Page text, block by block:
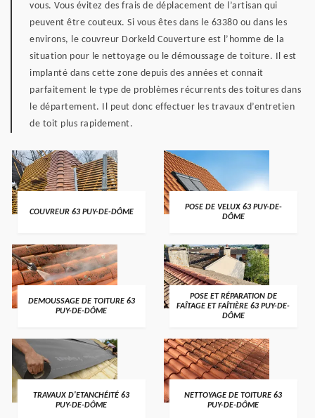
vous. Vous évitez des frais de déplacement de l’artisan qui
peuvent être couteux. Si vous êtes dans le 63380 ou dans les
environs, le couvreur Dorkeld Couverture est l’homme de la
situation pour le nettoyage ou le démoussage de toiture. Il est
implanté dans cette zone depuis des années et connait
parfaitement le type de problèmes récurrents des toitures dans
le département. Il peut donc effectuer les travaux d’entretien
de toit plus rapidement.
COUVREUR 63 PUY-DE-DÔME
POSE DE VELUX 63 PUY-DE-
DÔME
DEMOUSSAGE DE TOITURE 63
PUY-DE-DÔME
POSE ET RÉPARATION DE
FAÎTAGE ET FAÎTIÈRE 63 PUY-DE-
DÔME
TRAVAUX D'ETANCHÉITÉ 63
PUY-DE-DÔME
NETTOYAGE DE TOITURE 63
PUY-DE-DÔME